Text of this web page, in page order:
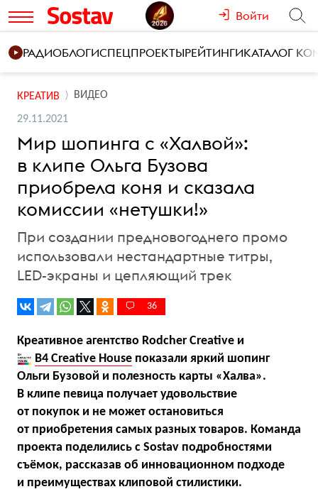
Войти
РАДИОБЛОГИСПЕЦПРОЕКТЫРЕЙТИНГИКАТАЛОГ
КРЕАТИВ ВИДЕО
29.11.2021
Мир шопинга с «Халвой»:
в клипе Ольга Бузова
приобрела коня и сказала
комиссии «нетушки!»
При создании предновогоднего промо
использовали нестандартные титры,
LED-экраны и цепляющий трек
36
Креативное агентство Rodcher Creative и
B4 Creative Houseпоказали яркий шопинг
Ольги Бузовой и полезность карты «Халва».
В клипе певица получает удовольствие
от покупок и не может остановиться
от приобретения самых разных товаров. Команда
проекта поделились с Sostav подробностями
съёмок, рассказав об инновационном подходе
и преимуществах клиповой стилистики.